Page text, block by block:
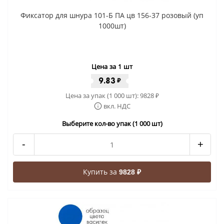
Фиксатор для шнура 101-Б ПА цв 156-37 розовый (уп
1000шт)
Цена за 1 шт
9.83 ₽
Цена за упак (1 000 шт):9828₽
вкл. НДС
Выберите кол-во упак (1 000 шт)
- +
Купить за 9828 ₽